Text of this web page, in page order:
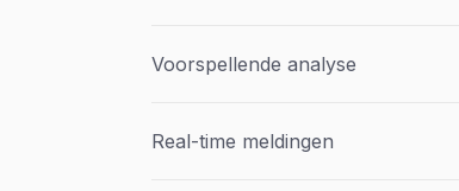
Voorspellende analyse
Real-time meldingen